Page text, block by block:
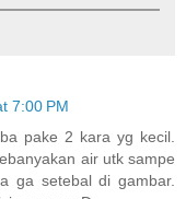
7:00 PM
pake 2 kara yg kecil.
air utk sampe
ga setebal di gambar.